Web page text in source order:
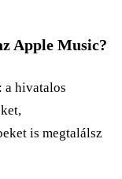
Apple Music?
a hivatalos
is megtalálsz